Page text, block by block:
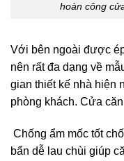
hoàn công
Với bên ngoài được
nên rất đa dạng về
gian thiết kế nhà hiện
phòng khách. Cửa
Chống ẩm mốc tốt
bẩn dễ lau chùi giúp